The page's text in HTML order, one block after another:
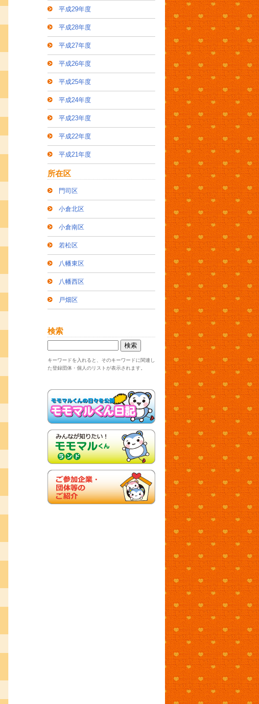
平成29年度
平成28年度
平成27年度
平成26年度
平成25年度
平成24年度
平成23年度
平成22年度
平成21年度
所在区
門司区
小倉北区
小倉南区
若松区
八幡東区
八幡西区
戸畑区
検索
キーワードを入れると、そのキーワードに関連し
た登録団体・個人のリストが表示されます。